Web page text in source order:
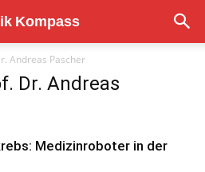
Andreas Pascher
Dr. Andreas
Medizinroboter in der